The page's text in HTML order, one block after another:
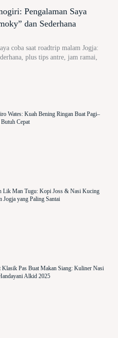
Pengalaman Saya
dan Sederhana
coba saat roadtrip malam Jogja:
plus tips antre, jam ramai,
Wates: Kuah Bening Ringan Buat Pagi–
Cepat
Lik Man Tugu: Kopi Joss & Nasi Kucing
Jogja yang Paling Santai
Klasik Pas Buat Makan Siang: Kuliner Nasi
Alkid 2025